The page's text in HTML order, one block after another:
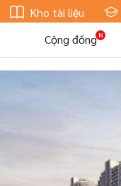
Kho tài liệu
Cộng đồng